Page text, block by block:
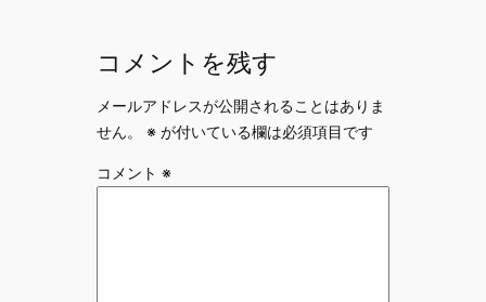
コメントを残す
メールアドレスが公開されることはありま
せん。
※が付いている欄は必須項目です
コメント ※